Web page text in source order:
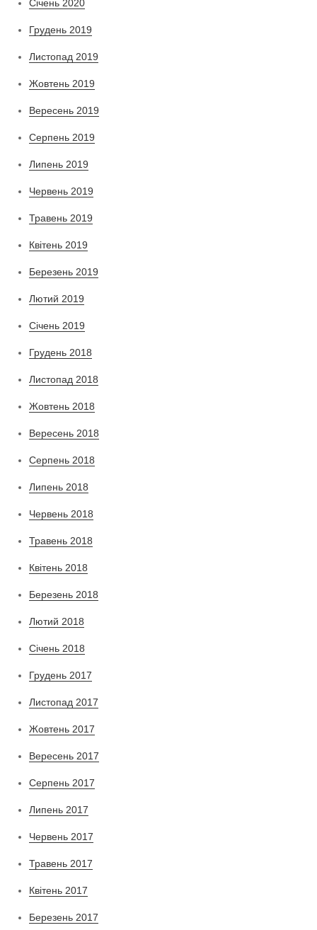
Січень 2020
Грудень 2019
Листопад 2019
Жовтень 2019
Вересень 2019
Серпень 2019
Липень 2019
Червень 2019
Травень 2019
Квітень 2019
Березень 2019
Лютий 2019
Січень 2019
Грудень 2018
Листопад 2018
Жовтень 2018
Вересень 2018
Серпень 2018
Липень 2018
Червень 2018
Травень 2018
Квітень 2018
Березень 2018
Лютий 2018
Січень 2018
Грудень 2017
Листопад 2017
Жовтень 2017
Вересень 2017
Серпень 2017
Липень 2017
Червень 2017
Травень 2017
Квітень 2017
Березень 2017